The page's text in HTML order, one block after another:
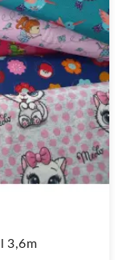
3,6m